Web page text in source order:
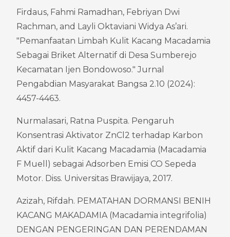
Firdaus, Fahmi Ramadhan, Febriyan Dwi
Rachman, and Layli Oktaviani Widya As’ari.
"Pemanfaatan Limbah Kulit Kacang Macadamia
Sebagai Briket Alternatif di Desa Sumberejo
Kecamatan Ijen Bondowoso." Jurnal
Pengabdian Masyarakat Bangsa 2.10 (2024):
4457-4463.
Nurmalasari, Ratna Puspita. Pengaruh
Konsentrasi Aktivator ZnCl2 terhadap Karbon
Aktif dari Kulit Kacang Macadamia (Macadamia
F Muell) sebagai Adsorben Emisi CO Sepeda
Motor. Diss. Universitas Brawijaya, 2017.
Azizah, Rifdah. PEMATAHAN DORMANSI BENIH
KACANG MAKADAMIA (Macadamia integrifolia)
DENGAN PENGERINGAN DAN PERENDAMAN